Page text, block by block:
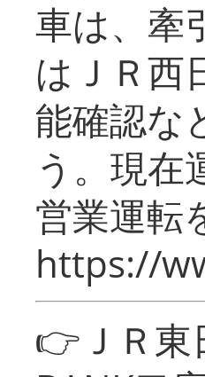
車は、牽
はＪＲ西
能確認な
う。現在
営業運転
https://
👉ＪＲ東